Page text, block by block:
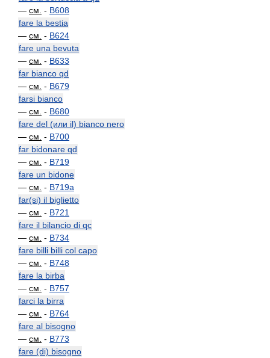
— см. - B608
fare la bestia
— см. - B624
fare una bevuta
— см. - B633
far bianco qd
— см. - B679
farsi bianco
— см. - B680
fare del (или il) bianco nero
— см. - B700
far bidonare qd
— см. - B719
fare un bidone
— см. - B719a
far(si) il biglietto
— см. - B721
fare il bilancio di qc
— см. - B734
fare billi billi col capo
— см. - B748
fare la birba
— см. - B757
farci la birra
— см. - B764
fare al bisogno
— см. - B773
fare (di) bisogno